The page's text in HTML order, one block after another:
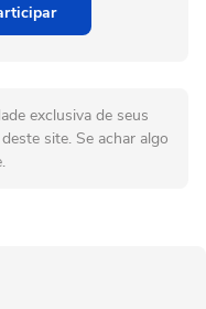
exclusiva de seus
site. Se achar algo